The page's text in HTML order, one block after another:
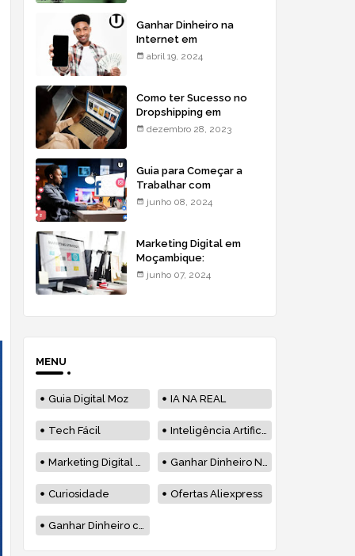
Ganhar Dinheiro na
Internet em
Moçambique - Saiba
abril 19, 2024
Como ter Sucesso no
Dropshipping em
Moçambique
dezembro 28, 2023
Guia para Começar a
Trabalhar com
Marketing Digital em
junho 08, 2024
Marketing Digital em
Moçambique:
Estratégias & Soluções
junho 07, 2024
MENU
Guia Digital Moz IA NA REAL
Tech Fácil Inteligência Artificial
Marketing Digital Moçambique Ganhar Dinheiro Na Internet
Curiosidade Ofertas Aliexpress
Ganhar Dinheiro com Blog em Moçambique